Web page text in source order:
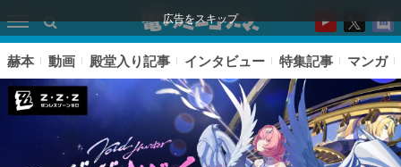
広告をスキップ
赫本 動画 殿堂入り記事 インタビュー 特集記事 マンガ